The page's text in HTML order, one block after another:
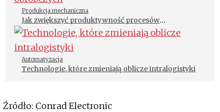
Produkcja mechaniczna
Jak zwiększyć produktywność procesów
obróbczych
Automatyzacja
Technologie, które zmieniają oblicze intralogistyki
Źródło: Conrad Electronic